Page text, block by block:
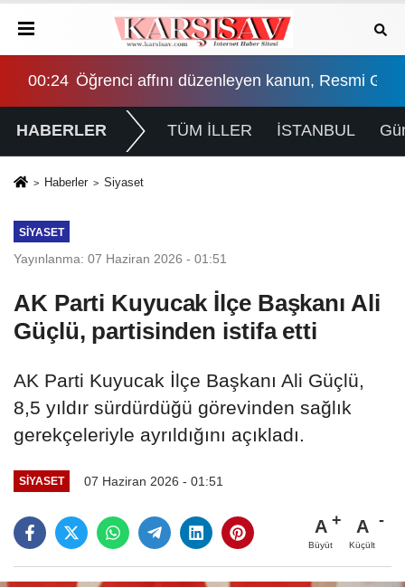
Gazete'de yayımlandı
03:03 Mamak'ta Lavanta Şenliği renkli görüntülere
HABERLER TÜM İLLER İSTANBUL
Haberler Siyaset
SIYASET
Yayınlanma: 07 Haziran 2026 - 01:51
AK Parti Kuyucak İlçe Başkanı Ali
Güçlü, partisinden istifa etti
AK Parti Kuyucak İlçe Başkanı Ali Güçlü,
8,5 yıldır sürdürdüğü görevinden sağlık
gerekçeleriyle ayrıldığını açıkladı.
SIYASET 07 Haziran 2026 - 01:51
A
Büyüt
A
Küçült